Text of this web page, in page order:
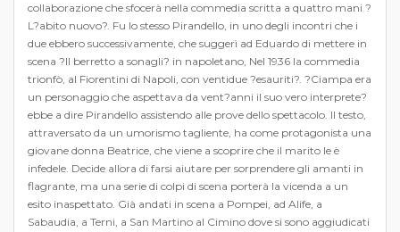
collaborazione che sfocerà nella commedia scritta a quattro mani ?
L?abito nuovo?. Fu lo stesso Pirandello, in uno degli incontri che i
due ebbero successivamente, che suggerì ad Eduardo di mettere in
scena ?Il berretto a sonagli? in napoletano, Nel 1936 la commedia
trionfò, al Fiorentini di Napoli, con ventidue ?esauriti?. ?Ciampa era
un personaggio che aspettava da vent?anni il suo vero interprete?
ebbe a dire Pirandello assistendo alle prove dello spettacolo. Il testo,
attraversato da un umorismo tagliente, ha come protagonista una
giovane donna Beatrice, che viene a scoprire che il marito le è
infedele. Decide allora di farsi aiutare per sorprendere gli amanti in
flagrante, ma una serie di colpi di scena porterà la vicenda a un
esito inaspettato. Già andati in scena a Pompei, ad Alife, a
Sabaudia, a Terni, a San Martino al Cimino dove si sono aggiudicati